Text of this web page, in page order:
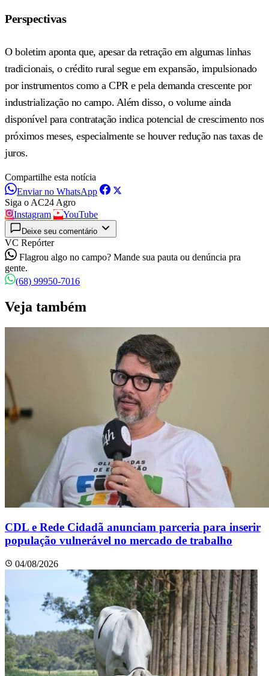
Perspectivas
O boletim aponta que, apesar da retração em algumas linhas
tradicionais, o crédito rural segue em expansão, impulsionado
por instrumentos como a CPR e pela demanda crescente por
industrialização no campo. Além disso, o volume ainda
disponível para contratação indica potencial de crescimento nos
próximos meses, especialmente se houver redução nas taxas de
juros.
Compartilhe esta notícia
Enviar no WhatsApp
Siga o AC24 Agro
Instagram
YouTube
Deixe seu comentário
VC Repórter
Flagrou algo no campo? Mande sua pauta ou denúncia pra
gente.
(68) 99950-7016
Veja também
CDL e Rede Cidadã anunciam parceria para inserir
população vulnerável no mercado de trabalho
04/08/2026